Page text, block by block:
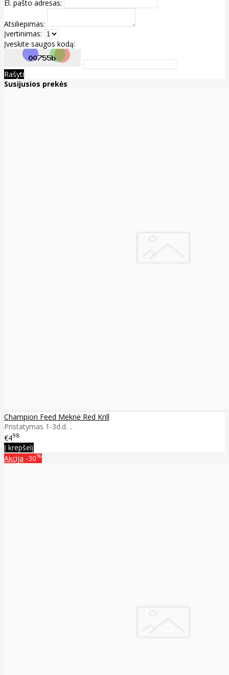
El. pašto adresas:
Atsiliepimas:
Įvertinimas:
Įveskite saugos kodą:
Rašyti
Susijusios prekės
Champion Feed Meknė Red Krill
Pristatymas 1-3d.d. ..
€498
Į krepšelį
Akcija -30%